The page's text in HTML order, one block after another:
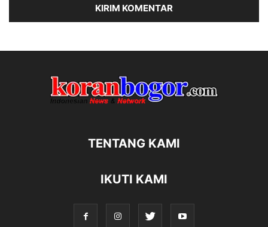
TENTANG KAMI
IKUTI KAMI